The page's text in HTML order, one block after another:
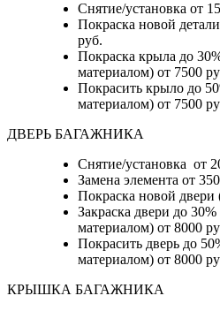
Снятие/установка от
Покраска новой
руб.
Покраска крыла до
материалом) от 7500
Покрасить крыло до
материалом) от 7500
ДВЕРЬ БАГАЖНИКА
Снятие/установка от
Замена элемента от
Покраска новой двери
Закраска двери до
материалом) от 8000
Покрасить дверь до
материалом) от 8000
КРЫШКА БАГАЖНИКА